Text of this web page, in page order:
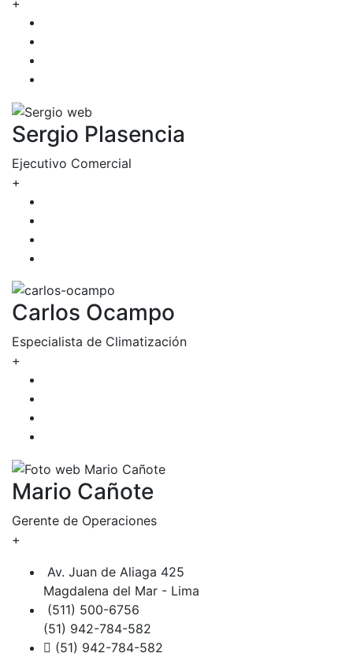
Sergio Plasencia
Ejecutivo Comercial
+
Carlos Ocampo
Especialista de Climatización
+
Mario Cañote
Gerente de Operaciones
+
Av. Juan de Aliaga 425
Magdalena del Mar - Lima
(511) 500-6756
(51) 942-784-582
(51) 942-784-582